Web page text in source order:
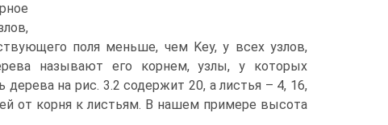
поля меньше, чем Key, у всех узлов,
называют его корнем, узлы, у которых
на рис. 3.2 содержит 20, а листья – 4, 16,
от корня к листьям. В нашем примере высота